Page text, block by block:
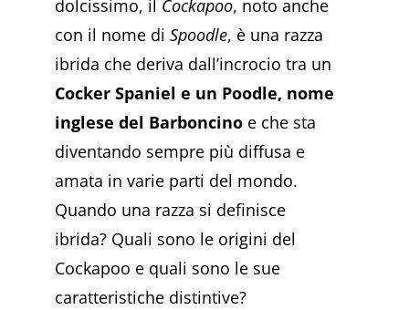
dolcissimo, il Cockapoo, noto anche
con il nome di Spoodle, è una razza
ibrida che deriva dall’incrocio tra un
Cocker Spaniel e un Poodle, nome
inglese del Barboncino e che sta
diventando sempre più diffusa e
amata in varie parti del mondo.
Quando una razza si definisce
ibrida? Quali sono le origini del
Cockapoo e quali sono le sue
caratteristiche distintive?